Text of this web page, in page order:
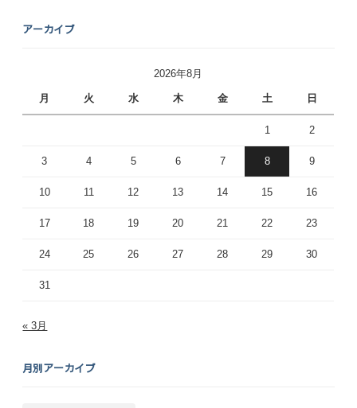
アーカイブ
2026年8月
月 火 水 木 金 土 日
1 2
3 4 5 6 7 8 9
10 11 12 13 14 15 16
17 18 19 20 21 22 23
24 25 26 27 28 29 30
31
« 3月
月別アーカイブ